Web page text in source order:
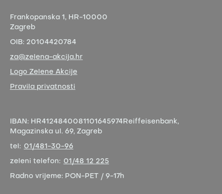
Frankopanska 1, HR-10000
Zagreb
OIB: 20104420784
za@zelena-akcija.hr
Logo Zelene Akcije
Pravila privatnosti
IBAN: HR4124840081101645974 Reiffeisenbank,
Magazinska ul. 69, Zagreb
tel: 01/481-30-96
zeleni telefon: 01/48 12 225
Radno vrijeme: PON-PET / 9-17h